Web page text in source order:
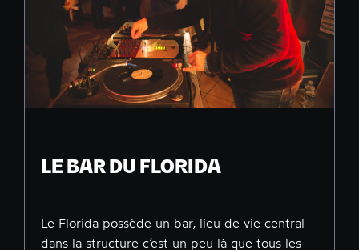
LE BAR DU FLORIDA
Le Florida possède un bar, lieu de vie central
dans la structure c’est un peu là que tous les